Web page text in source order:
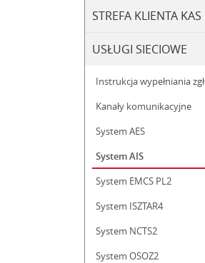
STREFA KLIENTA KAS
USŁUGI SIECIOWE
Instrukcja wypełniania
Kanały komunikacyjne
System AES
System AIS
System EMCS PL2
System ISZTAR4
System NCTS2
System OSOZ2